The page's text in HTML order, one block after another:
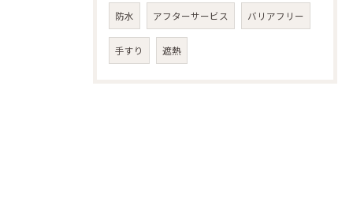
防水 アフターサービス バリアフリー
手すり 遮熱